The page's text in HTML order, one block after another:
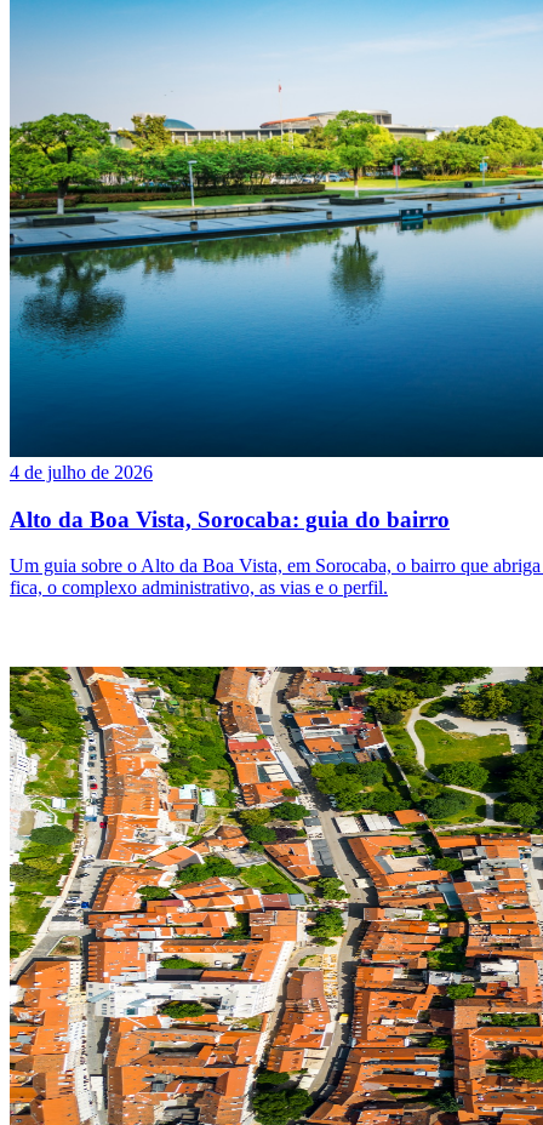
4 de julho de 2026
Alto da Boa Vista, Sorocaba: guia do bairro
Um guia sobre o Alto da Boa Vista, em Sorocaba, o bairro que
fica, o complexo administrativo, as vias e o perfil.